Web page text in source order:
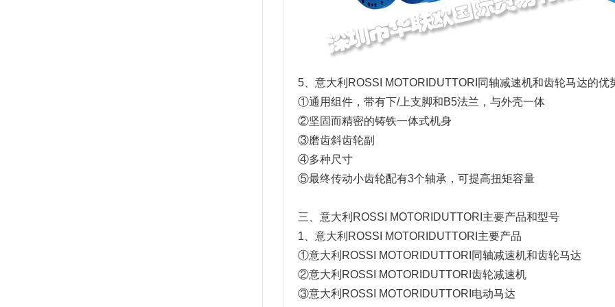
5、意大利ROSSI MOTORIDUTTORI同轴减速机和齿轮马达的优
①通用组件，带有下/上支脚和B5法兰，与外壳一体
②坚固而精密的铸铁一体式机身
③磨齿斜齿轮副
④多种尺寸
⑤最终传动小齿轮配有3个轴承，可提高扭矩容量
三、意大利ROSSI MOTORIDUTTORI主要产品和型号
1、意大利ROSSI MOTORIDUTTORI主要产品
①意大利ROSSI MOTORIDUTTORI同轴减速机和齿轮马达
②意大利ROSSI MOTORIDUTTORI齿轮减速机
③意大利ROSSI MOTORIDUTTORI电动马达